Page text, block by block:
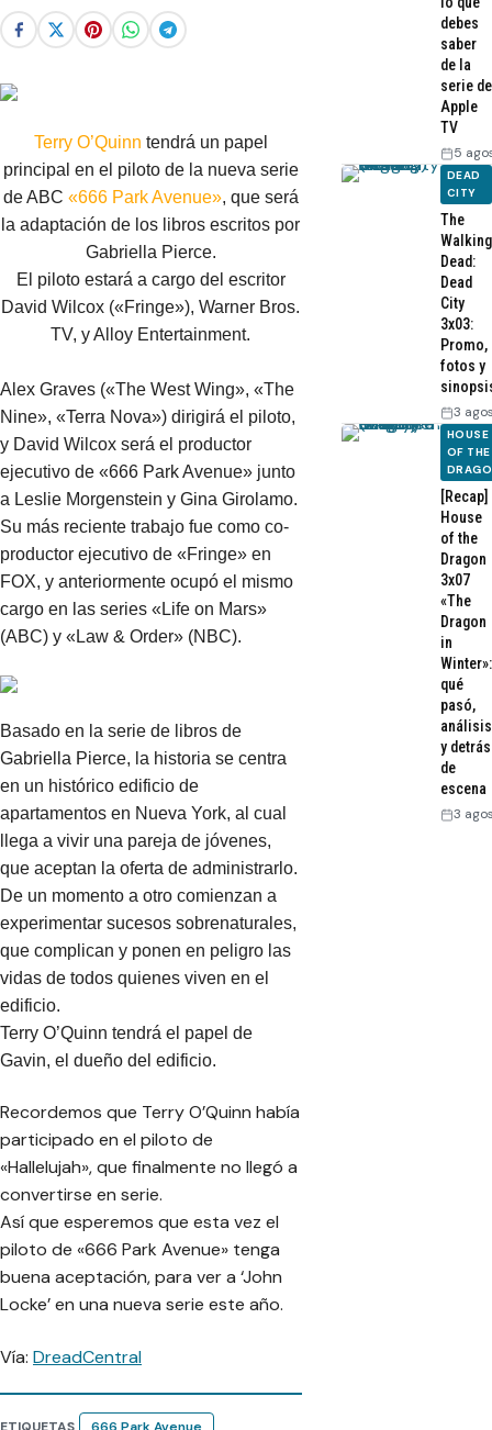
Terry O’Quinn tendrá un papel
principal en el piloto de la nueva serie
de ABC «666 Park Avenue», que será
la adaptación de los libros escritos por
Gabriella Pierce.
El piloto estará a cargo del escritor
David Wilcox («Fringe»), Warner Bros.
TV, y Alloy Entertainment.
Alex Graves («The West Wing», «The
Nine», «Terra Nova») dirigirá el piloto,
y David Wilcox será el productor
ejecutivo de «666 Park Avenue» junto
a Leslie Morgenstein y Gina Girolamo.
Su más reciente trabajo fue como co-
productor ejecutivo de «Fringe» en
FOX, y anteriormente ocupó el mismo
cargo en las series «Life on Mars»
(ABC) y «Law & Order» (NBC).
Basado en la serie de libros de
Gabriella Pierce, la historia se centra
en un histórico edificio de
apartamentos en Nueva York, al cual
llega a vivir una pareja de jóvenes,
que aceptan la oferta de administrarlo.
De un momento a otro comienzan a
experimentar sucesos sobrenaturales,
que complican y ponen en peligro las
vidas de todos quienes viven en el
edificio.
Terry O’Quinn tendrá el papel de
Gavin, el dueño del edificio.
Recordemos que Terry O’Quinn había
participado en el piloto de
«Hallelujah», que finalmente no llegó a
convertirse en serie.
Así que esperemos que esta vez el
piloto de «666 Park Avenue» tenga
buena aceptación, para ver a ‘John
Locke’ en una nueva serie este año.
Vía: DreadCentral
ETIQUETAS
666 Park Avenue
debes
saber
de la
serie de
Apple
TV
5
DEAD
CITY
The
Walking
Dead:
Dead
City
3x03:
Promo,
fotos y
3
HOUSE
OF THE
[Recap]
House
of the
Dragon
3x07
«The
Dragon
in
Winter»:
qué
pasó,
análisis
y detrás
de
escena
3